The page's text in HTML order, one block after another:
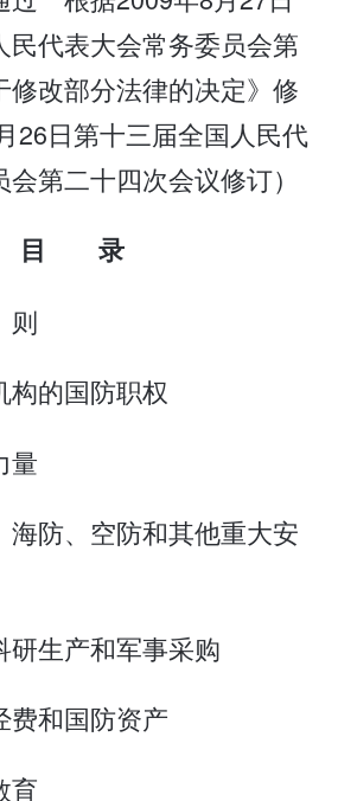
民代表大会常务委员会第
修改部分法律的决定》修
日第十三届全国人民代
第二十四次会议修订）
目 录
的国防职权
量
防、空防和其他重大安
生产和军事采购
和国防资产
育